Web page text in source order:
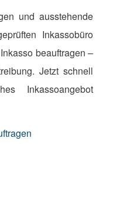
und ausstehende
Inkassobüro
beauftragen –
Jetzt schnell
Inkassoangebot